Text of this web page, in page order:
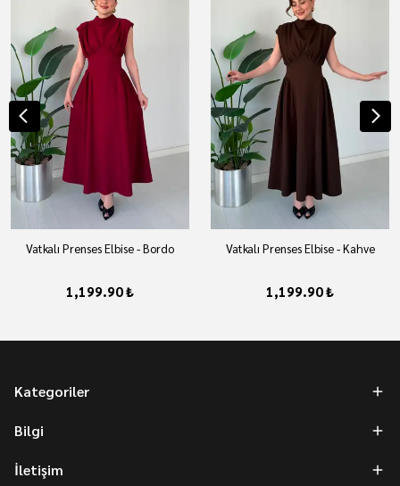
Vatkalı Prenses Elbise - Bordo
1,199.90 ₺
Vatkalı Prenses Elbise - Kahve
1,199.90 ₺
Kategoriler
Bilgi
İletişim